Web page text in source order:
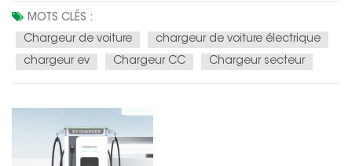
conservation. At the heart of this eco-friendly revolution are
electric vehicles (EVs), powered by electricity instead of fossil
fuels. Th...
MOTS CLÉS :
Chargeur de voiture
chargeur de voiture électrique
chargeur ev
Chargeur CC Chargeur secteur